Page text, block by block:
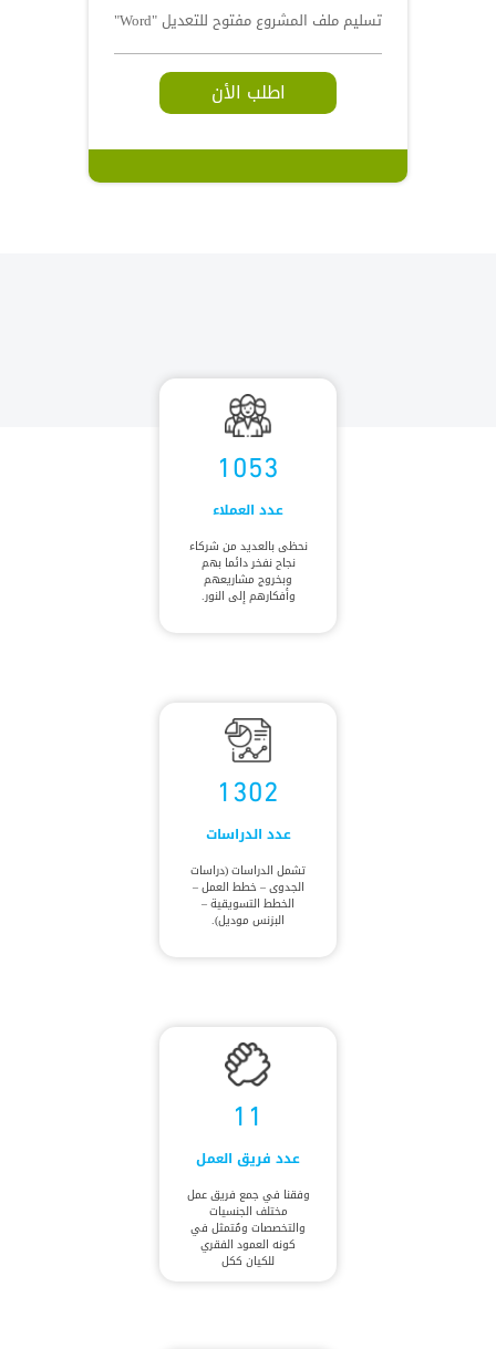
تسليم ملف المشروع مفتوح للتعديل "Word"
اطلب الأن
1053
عدد العملاء
نحظى بالعديد من شركاء
نجاح نفخر دائما بهم
وبخروج مشاريعهم
وأفكارهم إلى النور.
1302
عدد الدراسات
تشمل الدراسات (دراسات
الجدوى – خطط العمل –
الخطط التسويقية –
البزنس موديل).
11
عدد فريق العمل
وفقنا في جمع فريق عمل
مختلف الجنسيات
والتخصصات ومُتمثل في
كونه العمود الفقري
للكيان ككل